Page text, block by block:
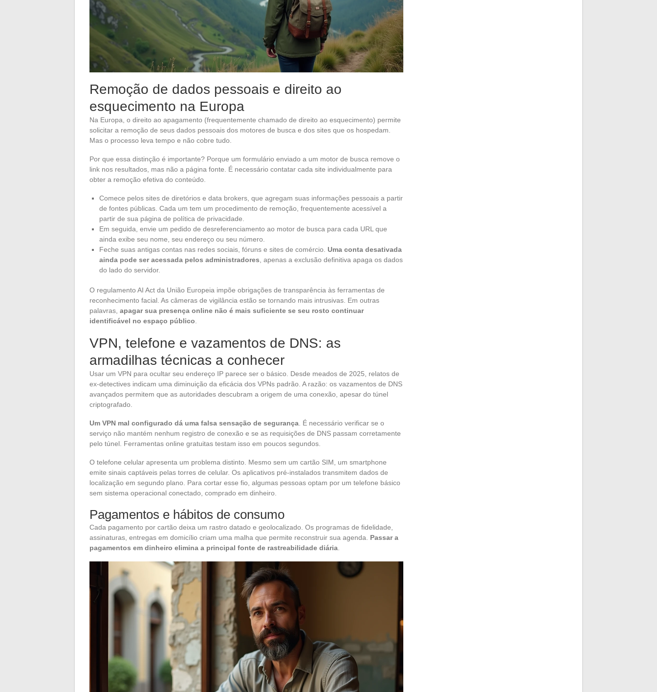
Remoção de dados pessoais e direito ao
esquecimento na Europa
Na Europa, o direito ao apagamento (frequentemente chamado de direito ao esquecimento) permite
solicitar a remoção de seus dados pessoais dos motores de busca e dos sites que os hospedam.
Mas o processo leva tempo e não cobre tudo.
Por que essa distinção é importante? Porque um formulário enviado a um motor de busca remove o
link nos resultados, mas não a página fonte. É necessário contatar cada site individualmente para
obter a remoção efetiva do conteúdo.
Comece pelos sites de diretórios e data brokers, que agregam suas informações pessoais a partir
de fontes públicas. Cada um tem um procedimento de remoção, frequentemente acessível a
partir de sua página de política de privacidade.
Em seguida, envie um pedido de desreferenciamento ao motor de busca para cada URL que
ainda exibe seu nome, seu endereço ou seu número.
Feche suas antigas contas nas redes sociais, fóruns e sites de comércio. Uma conta desativada
ainda pode ser acessada pelos administradores , apenas a exclusão definitiva apaga os dados
do lado do servidor.
O regulamento AI Act da União Europeia impõe obrigações de transparência às ferramentas de
reconhecimento facial. As câmeras de vigilância estão se tornando mais intrusivas. Em outras
palavras, apagar sua presença online não é mais suficiente se seu rosto continuar
identificável no espaço público
VPN, telefone e vazamentos de DNS: as
armadilhas técnicas a conhecer
Usar um VPN para ocultar seu endereço IP parece ser o básico. Desde meados de 2025, relatos de
ex-detectives indicam uma diminuição da eficácia dos VPNs padrão. A razão: os vazamentos de DNS
avançados permitem que as autoridades descubram a origem de uma conexão, apesar do túnel
criptografado.
Um VPN mal configurado dá uma falsa sensação de segurança . É necessário verificar se o
serviço não mantém nenhum registro de conexão e se as requisições de DNS passam corretamente
pelo túnel. Ferramentas online gratuitas testam isso em poucos segundos.
O telefone celular apresenta um problema distinto. Mesmo sem um cartão SIM, um smartphone
emite sinais captáveis pelas torres de celular. Os aplicativos pré-instalados transmitem dados de
localização em segundo plano. Para cortar esse fio, algumas pessoas optam por um telefone básico
sem sistema operacional conectado, comprado em dinheiro.
Pagamentos e hábitos de consumo
Cada pagamento por cartão deixa um rastro datado e geolocalizado. Os programas de fidelidade,
assinaturas, entregas em domicílio criam uma malha que permite reconstruir sua agenda. Passar a
pagamentos em dinheiro elimina a principal fonte de rastreabilidade diária